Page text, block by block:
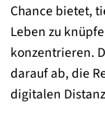
Chance bietet,
Leben zu
konzentrieren.
darauf ab, die
digitalen